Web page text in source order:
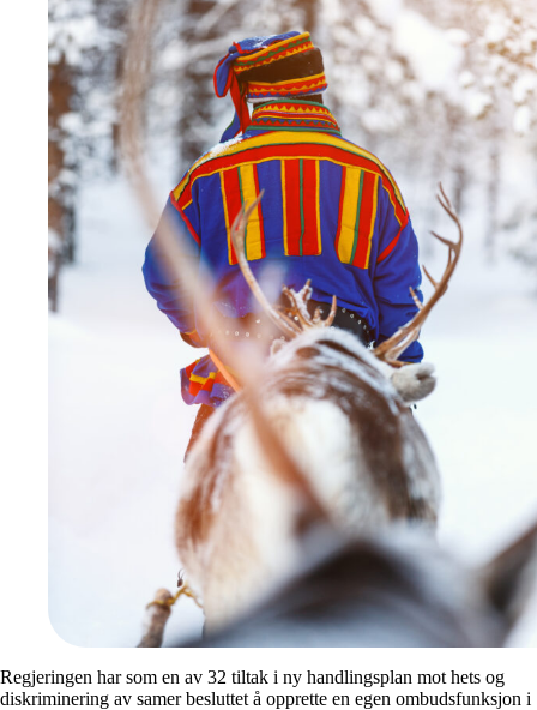
Regjeringen har som en av 32 tiltak i ny handlingsplan mot hets og
diskriminering av samer besluttet å opprette en egen ombudsfunksjon i